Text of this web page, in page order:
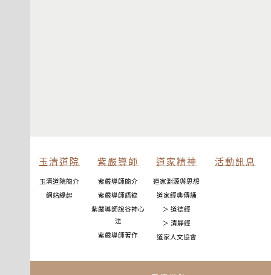
玉清道院
玉清道院簡介
網站緣起
紫嚴導師
紫嚴導師簡介
紫嚴導師語錄
紫嚴導師說谷神心
法
紫嚴導師著作
道家精神
道家淵源與思想
道家經典傳誦
＞ 道德經
＞ 清靜經
道家人文協會
活動訊息